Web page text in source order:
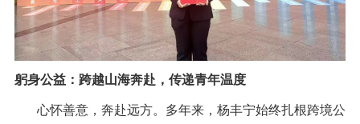
躬身公益：跨越山海奔赴，传递青年温度
心怀善意，奔赴远方。多年来，杨丰宁始终扎根跨境公